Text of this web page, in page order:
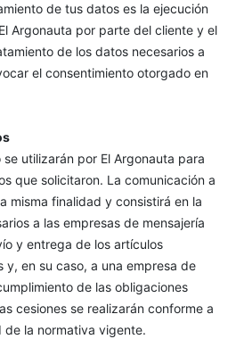
de tus datos es la ejecución
Argonauta por parte del cliente y el
de los datos necesarios a
el consentimiento otorgado en
utilizarán por El Argonauta para
que solicitaron. La comunicación a
misma finalidad y consistirá en la
a las empresas de mensajería
y entrega de los artículos
y, en su caso, a una empresa de
de las obligaciones
cesiones se realizarán conforme a
la normativa vigente.